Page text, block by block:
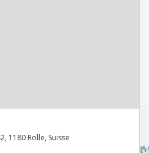
1180 Rolle, Suisse